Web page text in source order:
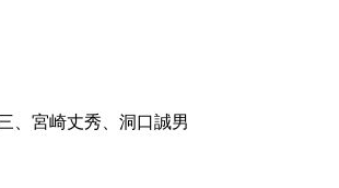
、宮崎丈秀、洞口誠男